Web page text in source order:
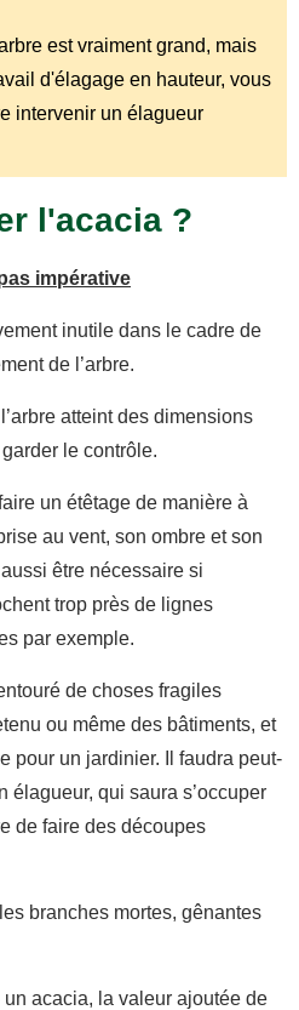
est vraiment grand, mais
d'élagage en hauteur, vous
intervenir un élagueur
l'acacia ?
impérative
inutile dans le cadre de
de l’arbre.
atteint des dimensions
le contrôle.
un étêtage de manière à
au vent, son ombre et son
être nécessaire si
trop près de lignes
par exemple.
de choses fragiles
ou même des bâtiments, et
pour un jardinier. Il faudra peut-
élagueur, qui saura s’occuper
de faire des découpes
branches mortes, gênantes
un acacia, la valeur ajoutée de